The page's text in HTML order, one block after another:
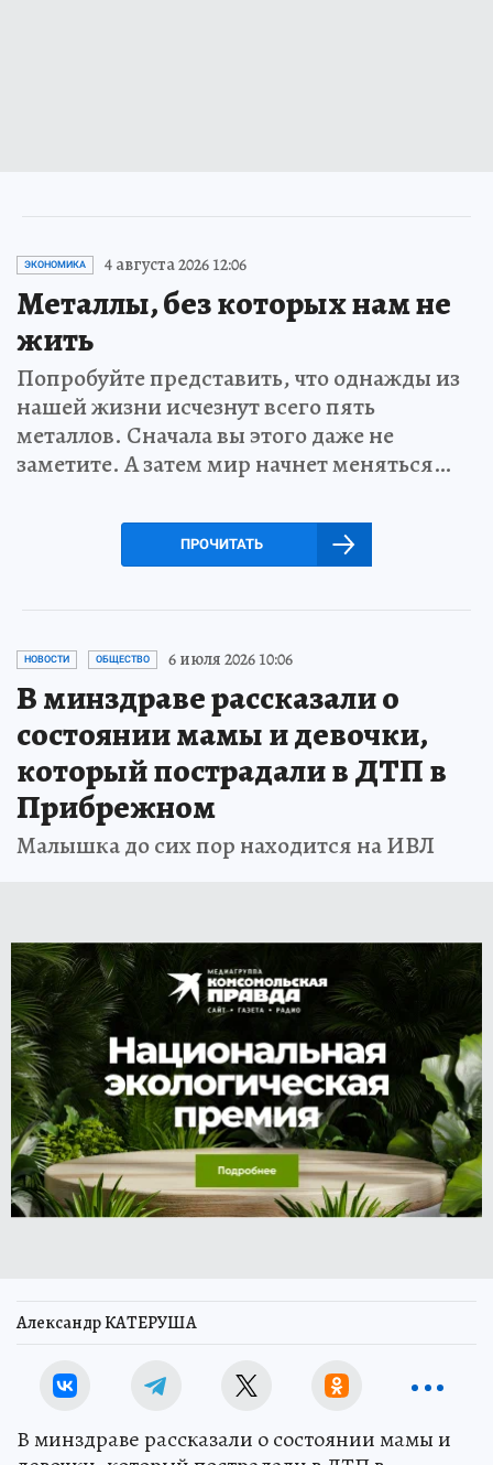
ЭКОНОМИКА 4 августа 2026 12:06
Металлы, без которых нам не
жить
Попробуйте представить, что однажды из
нашей жизни исчезнут всего пять
металлов. Сначала вы этого даже не
заметите. А затем мир начнет меняться…
ПРОЧИТАТЬ
НОВОСТИ ОБЩЕСТВО 6 июля 2026 10:06
В минздраве рассказали о
состоянии мамы и девочки,
который пострадали в ДТП в
Прибрежном
Малышка до сих пор находится на ИВЛ
Александр КАТЕРУША
В минздраве рассказали о состоянии мамы и